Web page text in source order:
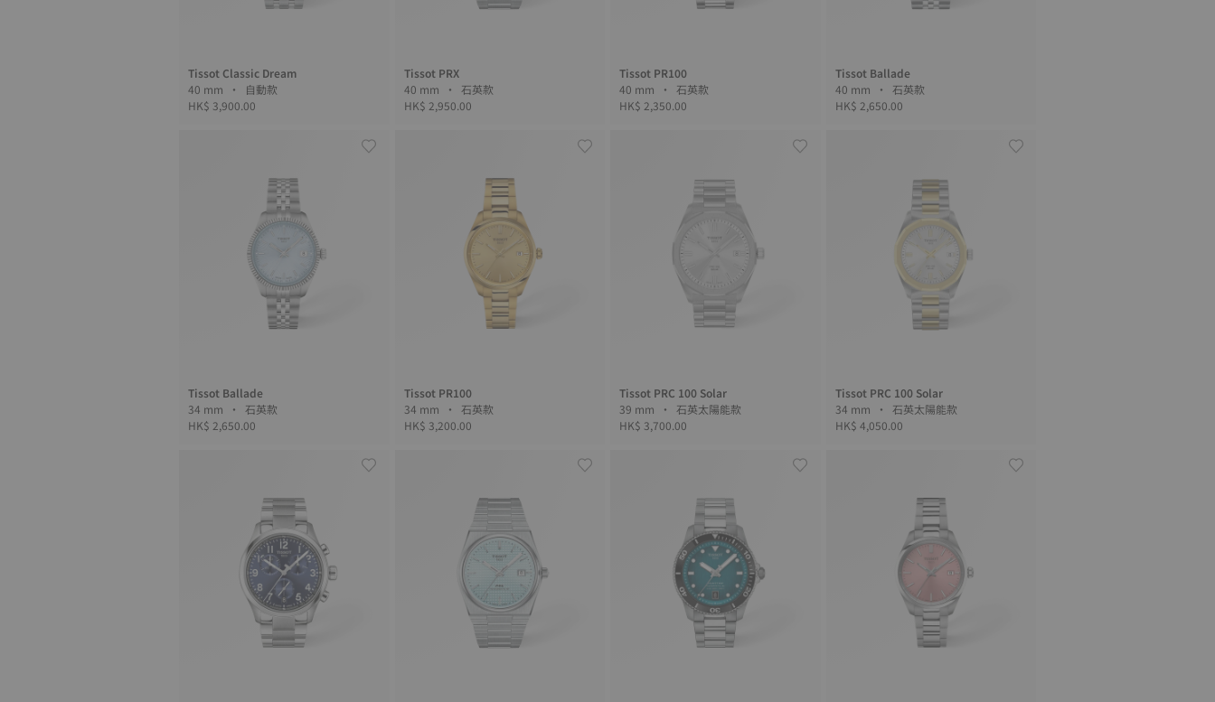
Tissot Classic Dream
40 mm • 自動款
HK$ 3,900.00
Tissot PRX
40 mm • 石英款
HK$ 2,950.00
Tissot PR100
40 mm • 石英款
HK$ 2,350.00
Tissot Ballade
40 mm • 石英款
HK$ 2,650.00
Tissot Ballade
34 mm • 石英款
HK$ 2,650.00
Tissot PR100
34 mm • 石英款
HK$ 3,200.00
Tissot PRC 100 Solar
39 mm • 石英太陽能款
HK$ 3,700.00
Tissot PRC 100 Solar
34 mm • 石英太陽能款
HK$ 4,050.00